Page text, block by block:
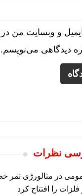
ایمیل و وبسایت من
دیدگاهی می‌نویسم.
نظرات
در متالورژی ثمر
فلزات را افتتاح کرد